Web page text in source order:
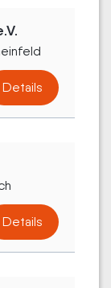
Details
Details